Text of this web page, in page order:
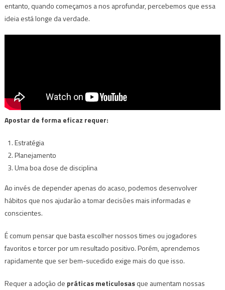
9
hábitos
entanto, quando começamos a nos aprofundar, percebemos que essa
ideia está longe da verdade.
Apostar de forma eficaz requer:
Estratégia
Planejamento
Uma boa dose de disciplina
Ao invés de depender apenas do acaso, podemos desenvolver
hábitos que nos ajudarão a tomar decisões mais informadas e
conscientes.
É comum pensar que basta escolher nossos times ou jogadores
favoritos e torcer por um resultado positivo. Porém, aprendemos
rapidamente que ser bem-sucedido exige mais do que isso.
Requer a adoção de práticas meticulosasque aumentam nossas